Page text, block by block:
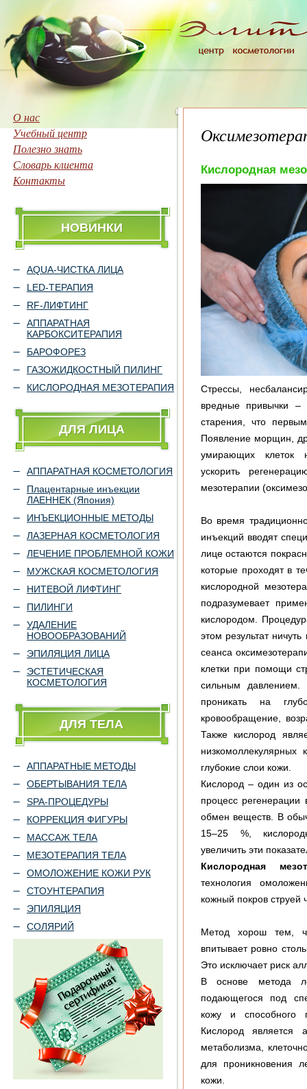
О нас
Учебный центр
Полезно знать
Словарь клиента
Контакты
НОВИНКИ
AQUA-ЧИСТКА ЛИЦА
LED-ТЕРАПИЯ
RF-ЛИФТИНГ
АППАРАТНАЯ
КАРБОКСИТЕРАПИЯ
БАРОФОРЕЗ
ГАЗОЖИДКОСТНЫЙ ПИЛИНГ
КИСЛОРОДНАЯ МЕЗОТЕРАПИЯ
ДЛЯ ЛИЦА
АППАРАТНАЯ КОСМЕТОЛОГИЯ
Плацентарные инъекции
ЛАЕННЕК (Япония)
ИНЪЕКЦИОННЫЕ МЕТОДЫ
ЛАЗЕРНАЯ КОСМЕТОЛОГИЯ
ЛЕЧЕНИЕ ПРОБЛЕМНОЙ КОЖИ
МУЖСКАЯ КОСМЕТОЛОГИЯ
НИТЕВОЙ ЛИФТИНГ
ПИЛИНГИ
УДАЛЕНИЕ
НОВООБРАЗОВАНИЙ
ЭПИЛЯЦИЯ ЛИЦА
ЭСТЕТИЧЕСКАЯ
КОСМЕТОЛОГИЯ
ДЛЯ ТЕЛА
АППАРАТНЫЕ МЕТОДЫ
ОБЕРТЫВАНИЯ ТЕЛА
SPA-ПРОЦЕДУРЫ
КОРРЕКЦИЯ ФИГУРЫ
МАССАЖ ТЕЛА
МЕЗОТЕРАПИЯ ТЕЛА
ОМОЛОЖЕНИЕ КОЖИ РУК
СТОУНТЕРАПИЯ
ЭПИЛЯЦИЯ
СОЛЯРИЙ
Кислородная
Стрессы,
вредные привычки –
старения, что
Появление морщин,
умирающих клеток
ускорить
мезотерапии
Во время
инъекций вводят
лице остаются
которые проходят в
кислородной
подразумевает
кислородом.
этом результат
сеанса
клетки при помощи
сильным давлением.
проникать на
кровообращение,
Также кислород
низкомоллекулярных
глубокие слои кожи.
Кислород – один из
процесс регенерации
обмен веществ. В
15–25 %,
увеличить эти
Кислородная
технология
кожный покров струей
Метод хорош тем,
впитывает ровно
Это исключает риск
В основе метода
подающегося под
кожу и способного
Кислород является
метаболизма,
для проникновения
кожи.